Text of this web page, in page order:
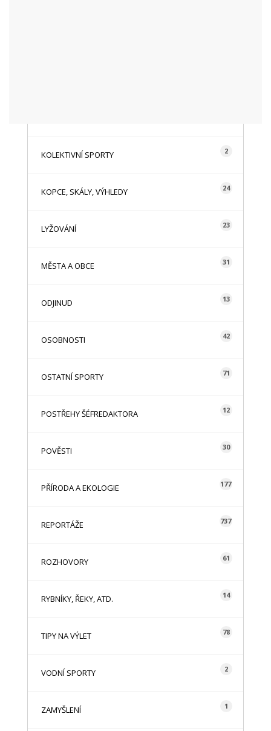
KOLEKTIVNÍ SPORTY 2
KOPCE, SKÁLY, VÝHLEDY 24
LYŽOVÁNÍ 23
MĚSTA A OBCE 31
ODJINUD 13
OSOBNOSTI 42
OSTATNÍ SPORTY 71
POSTŘEHY ŠÉFREDAKTORA 12
POVĚSTI 30
PŘÍRODA A EKOLOGIE 177
REPORTÁŽE 737
ROZHOVORY 61
RYBNÍKY, ŘEKY, ATD. 14
TIPY NA VÝLET 78
VODNÍ SPORTY 2
ZAMYŠLENÍ 1